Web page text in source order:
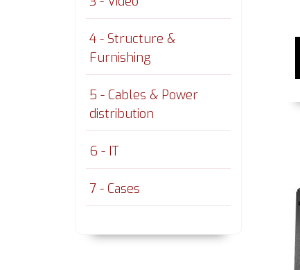
4 - Structure &
Furnishing
5 - Cables & Power
distribution
6 - IT
7 - Cases